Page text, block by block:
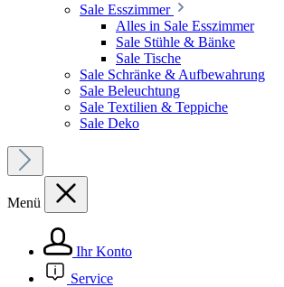
Sale Esszimmer
Alles in Sale Esszimmer
Sale Stühle & Bänke
Sale Tische
Sale Schränke & Aufbewahrung
Sale Beleuchtung
Sale Textilien & Teppiche
Sale Deko
Menü
Ihr Konto
Service